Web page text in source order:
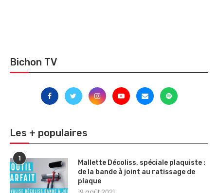
Bichon TV
Les + populaires
1
Mallette Décoliss, spéciale plaquiste :
de la bande à joint au ratissage de
plaque